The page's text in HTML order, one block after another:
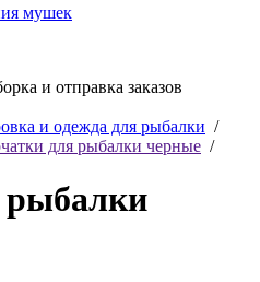
мушек
и отправка заказов
и одежда для рыбалки /
для рыбалки черные /
рыбалки